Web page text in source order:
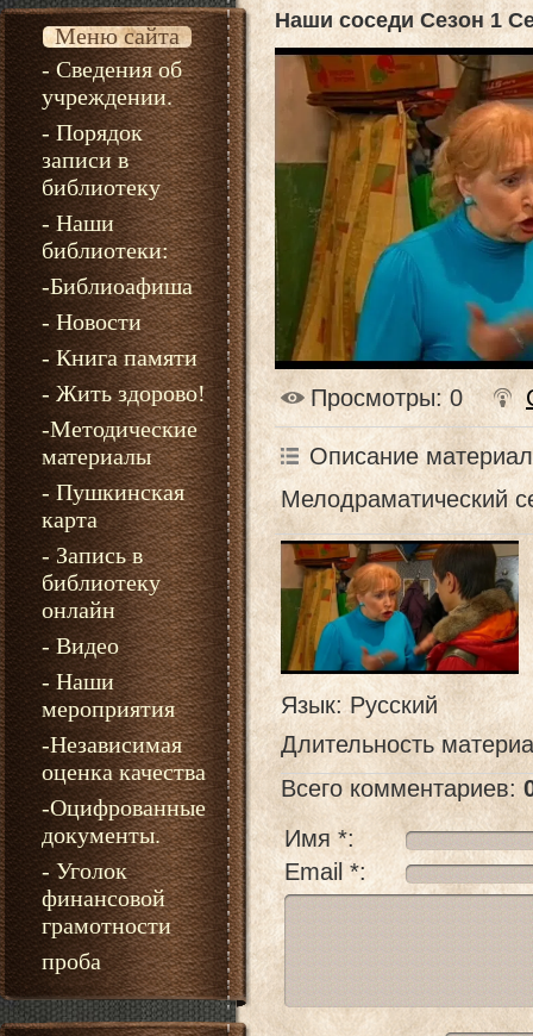
Меню сайта
- Сведения об
учреждении.
- Порядок
записи в
библиотеку
- Наши
библиотеки:
-Библиоафиша
- Новости
- Книга памяти
- Жить здорово!
-Методические
материалы
- Пушкинская
карта
- Запись в
библиотеку
онлайн
- Видео
- Наши
мероприятия
-Независимая
оценка качества
-Оцифрованные
документы.
- Уголок
финансовой
грамотности
проба
Наши соседи Сезон 1
Просмотры: 0
Описание
Мелодраматический
Язык: Русский
Длительность
Всего комментариев:
Имя *:
Email *: